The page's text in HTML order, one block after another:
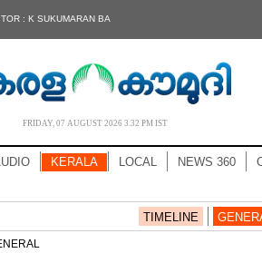
: K SUKUMARAN BA
FRIDAY, 07 AUGUST 2026 3.32 PM IST
KERALA LOCAL NEWS 360
TIMELINE